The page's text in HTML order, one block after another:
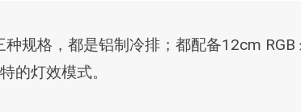
规格，都是铝制冷排；都配备12cm RGB
的灯效模式。